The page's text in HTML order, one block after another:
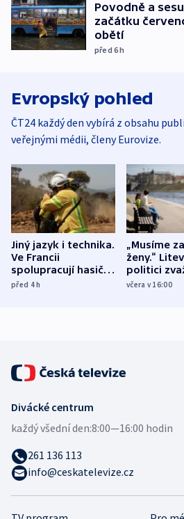
Povodně a
začátku
obětí
před 6h
Evropský pohled
ČT24 každý den vybírá z obsahu
veřejnými médii, členy Eurovize.
Jiný jazyk i technika.
Ve Francii
spolupracují hasiči z
různých zemí
před 4h
„Musíme
ženy.“
politici
dohodu o
včera v 16:00
Divácké centrum
každý všední den:8:00—16:00 hodin
261 136 113
info@ceskatelevize.cz